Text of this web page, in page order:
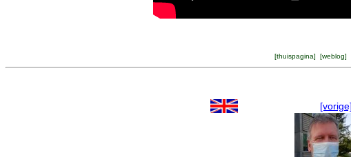
[thuispagina] [weblog]
[vorige]